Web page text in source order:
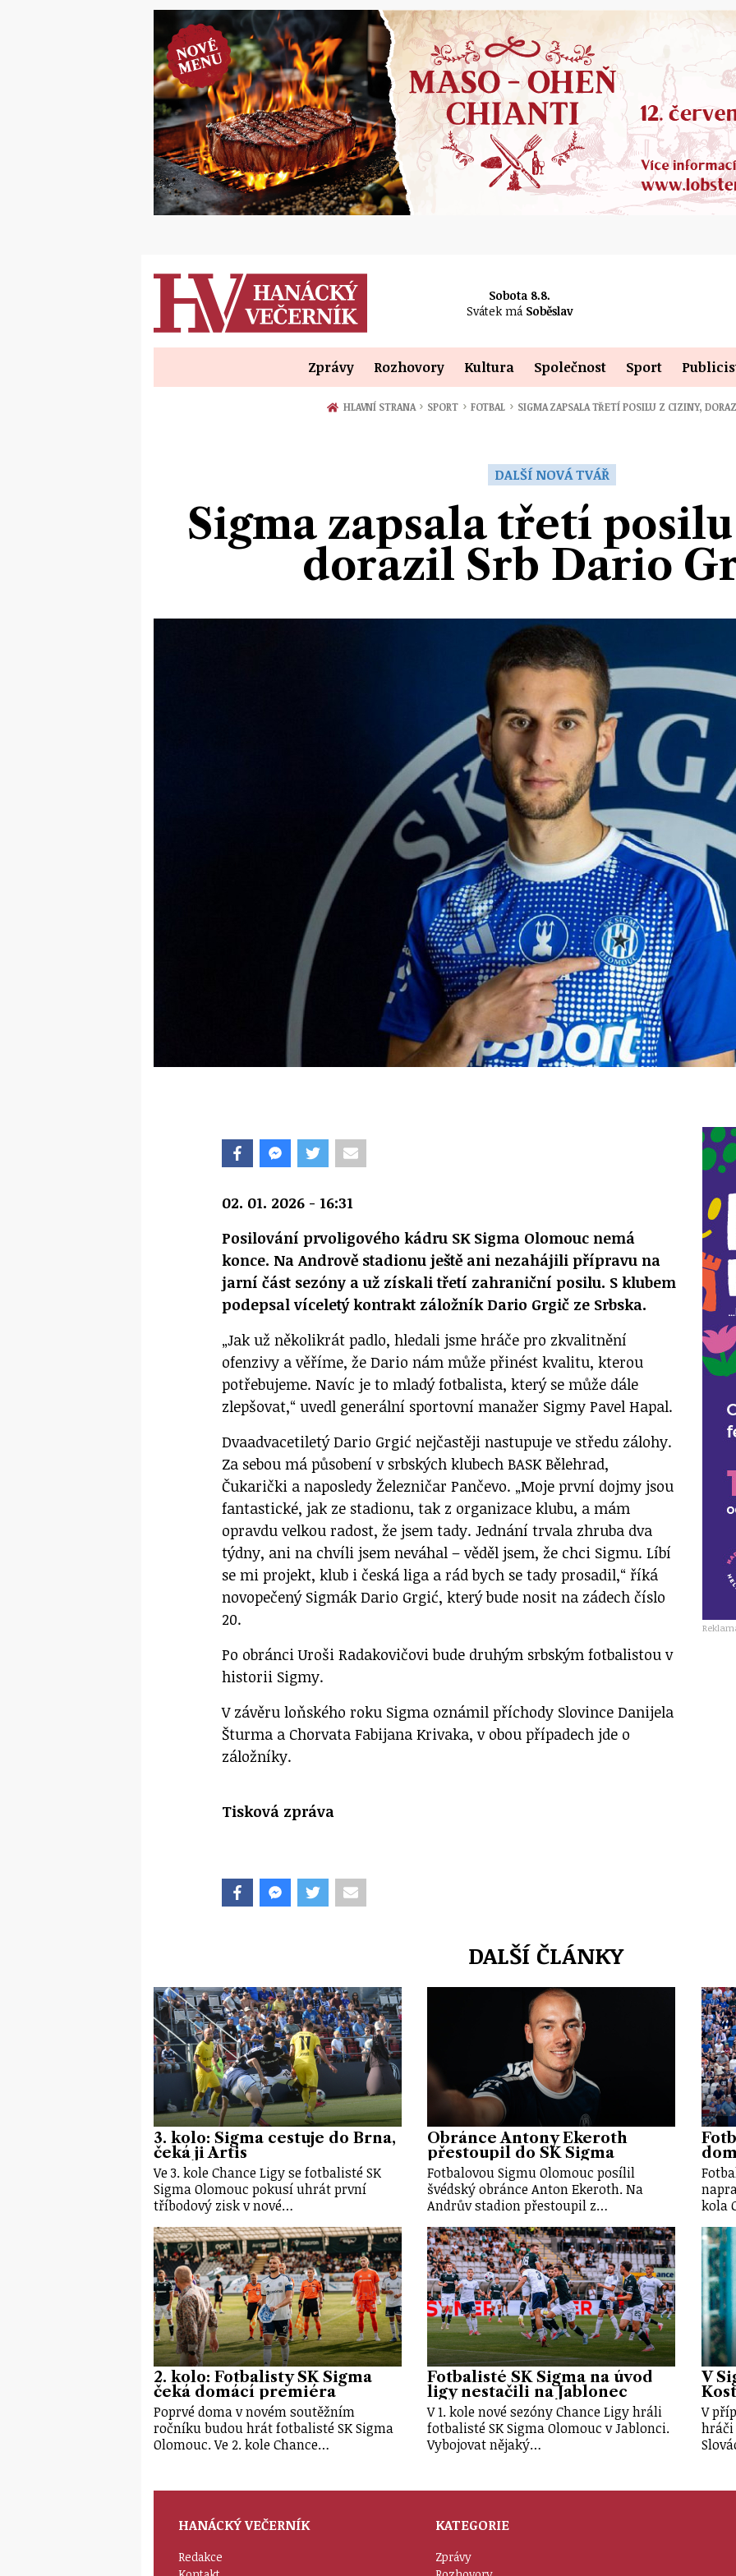
Sobota 8.8.
Svátek má Soběslav
Zprávy Rozhovory Kultura Společnost Sport
HLAVNÍ STRANA › SPORT › FOTBAL › SIGMA ZAPSALA TŘETÍ POSILU Z CIZINY,
DALŠÍ NOVÁ TVÁŘ
Sigma zapsala třetí
dorazil Srb Dario
02. 01. 2026 - 16:31
Posilování prvoligového kádru SK Sigma Olomouc nemá
konce. Na Andrově stadionu ještě ani nezahájili přípravu na
jarní část sezóny a už získali třetí zahraniční posilu. S klubem
podepsal víceletý kontrakt záložník Dario Grgič ze Srbska.
„Jak už několikrát padlo, hledali jsme hráče pro zkvalitnění
ofenzivy a věříme, že Dario nám může přinést kvalitu, kterou
potřebujeme. Navíc je to mladý fotbalista, který se může dále
zlepšovat,“ uvedl generální sportovní manažer Sigmy Pavel Hapal.
Dvaadvacetiletý Dario Grgić nejčastěji nastupuje ve středu zálohy.
Za sebou má působení v srbských klubech BASK Bělehrad,
Čukarički a naposledy Železničar Pančevo. „Moje první dojmy jsou
fantastické, jak ze stadionu, tak z organizace klubu, a mám
opravdu velkou radost, že jsem tady. Jednání trvala zhruba dva
týdny, ani na chvíli jsem neváhal – věděl jsem, že chci Sigmu. Líbí
se mi projekt, klub i česká liga a rád bych se tady prosadil,“ říká
novopečený Sigmák Dario Grgić, který bude nosit na zádech číslo
20.
Po obránci Uroši Radakovičovi bude druhým srbským fotbalistou v
historii Sigmy.
V závěru loňského roku Sigma oznámil příchody Slovince Danijela
Šturma a Chorvata Fabijana Krivaka, v obou případech jde o
záložníky.
Tisková zpráva
DALŠÍ ČLÁNKY
3. kolo: Sigma cestuje do Brna,
čeká ji Artis
Ve 3. kole Chance Ligy se fotbalisté SK
Sigma Olomouc pokusí uhrát první
tříbodový zisk v nové…
Obránce Antony Ekeroth
přestoupil do SK Sigma
Fotbalovou Sigmu Olomouc posílil
švédský obránce Anton Ekeroth. Na
Andrův stadion přestoupil z…
kola
2. kolo: Fotbalisty SK Sigma
čeká domácí premiéra
Poprvé doma v novém soutěžním
ročníku budou hrát fotbalisté SK Sigma
Olomouc. Ve 2. kole Chance…
Fotbalisté SK Sigma na úvod
ligy nestačili na Jablonec
V 1. kole nové sezóny Chance Ligy hráli
fotbalisté SK Sigma Olomouc v Jablonci.
Vybojovat nějaký…
V
V
hráči
HANÁCKÝ VEČERNÍK
Redakce
KATEGORIE
Zprávy